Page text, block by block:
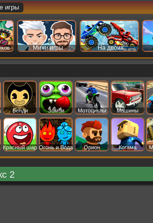
игры
Мини игры На двоих
Бенди Зомби Мотоциклы Машины
Красный шар Огонь и Вода Орион Когама
2